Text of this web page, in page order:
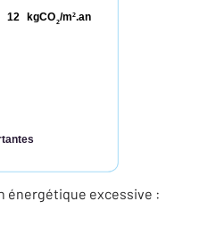
kgCO2/m2.an
12
énergétique excessive :